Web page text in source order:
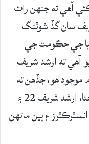
آهي ته جنهن رات
سان گڏ شوٽنگ
ڪينيا جي حڪومت جي
آهي ته ارشد شريف
هو، جڏهن ته
انسٽرڪٽر ۽ ٽرينر به ساڳئي هنڌ موجود هئا، ارشد شريف 22 ۽
۽ ٻين ماڻهن